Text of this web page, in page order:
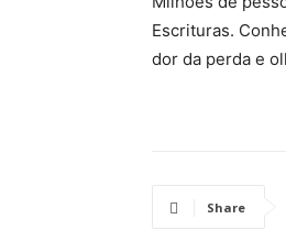
Escrituras.
dor da perda e
Share